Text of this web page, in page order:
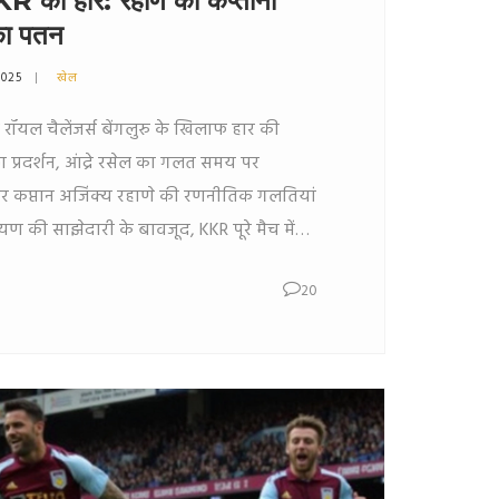
पतन
खेल
रॉयल चैलेंजर्स बेंगलुरु के खिलाफ हार की
प्रदर्शन, आंद्रे रसेल का गलत समय पर
अजिंक्य रहाणे की रणनीतिक गलतियां
की साझेदारी के बावजूद, KKR पूरे मैच में
20